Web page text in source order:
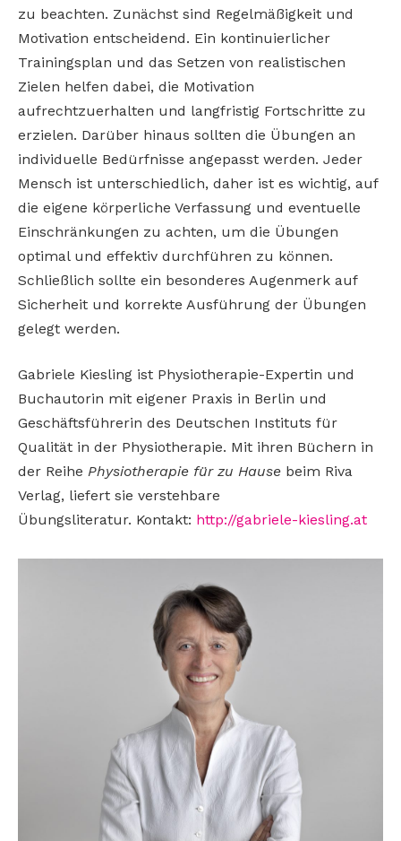
zu beachten. Zunächst sind Regelmäßigkeit und
Motivation entscheidend. Ein kontinuierlicher
Trainingsplan und das Setzen von realistischen
Zielen helfen dabei, die Motivation
aufrechtzuerhalten und langfristig Fortschritte zu
erzielen. Darüber hinaus sollten die Übungen an
individuelle Bedürfnisse angepasst werden. Jeder
Mensch ist unterschiedlich, daher ist es wichtig, auf
die eigene körperliche Verfassung und eventuelle
Einschränkungen zu achten, um die Übungen
optimal und effektiv durchführen zu können.
Schließlich sollte ein besonderes Augenmerk auf
Sicherheit und korrekte Ausführung der Übungen
gelegt werden.
Gabriele Kiesling ist Physiotherapie-Expertin und
Buchautorin mit eigener Praxis in Berlin und
Geschäftsführerin des Deutschen Instituts für
Qualität in der Physiotherapie. Mit ihren Büchern in
der Reihe Physiotherapie für zu Hause beim Riva
Verlag, liefert sie verstehbare
Übungsliteratur. Kontakt: http://gabriele-kiesling.at